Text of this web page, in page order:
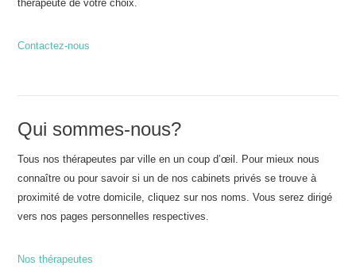
thérapeute de votre choix.
Contactez-nous
Qui sommes-nous?
Tous nos thérapeutes par ville en un coup d’œil. Pour mieux nous
connaître ou pour savoir si un de nos cabinets privés se trouve à
proximité de votre domicile, cliquez sur nos noms. Vous serez dirigé
vers nos pages personnelles respectives.
Nos thérapeutes